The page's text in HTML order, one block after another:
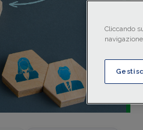
Cliccando